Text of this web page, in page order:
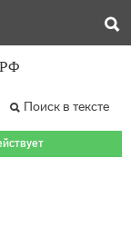
Поиск в тексте